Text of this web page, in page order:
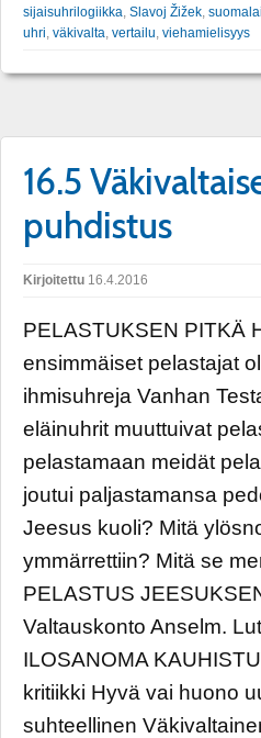
sijaisuhrilogiikka Slavoj Žižek
uhri väkivalta vertailu viehamielisyys
16.5
puhdistus
Kirjoitettu 16.4.2016
PELASTUKSEN PITKÄ
ensimmäiset pelastajat
ihmisuhreja Vanhan
eläinuhrit muuttuivat
pelastamaan meidät
joutui paljastamansa
Jeesus kuoli? Mitä
ymmärrettiin? Mitä se
PELASTUS
Valtauskonto Anselm.
ILOSANOMA
kritiikki Hyvä vai huono
suhteellinen